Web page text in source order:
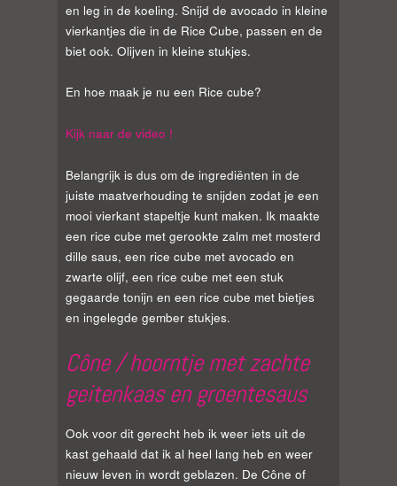
en leg in de koeling. Snijd de avocado in kleine
vierkantjes die in de Rice Cube, passen en de
biet ook. Olijven in kleine stukjes.
En hoe maak je nu een Rice cube?
Kijk naar de video !
Belangrijk is dus om de ingrediënten in de
juiste maatverhouding te snijden zodat je een
mooi vierkant stapeltje kunt maken. Ik maakte
een rice cube met gerookte zalm met mosterd
dille saus, een rice cube met avocado en
zwarte olijf, een rice cube met een stuk
gegaarde tonijn en een rice cube met bietjes
en ingelegde gember stukjes.
Cône / hoorntje met zachte
geitenkaas en groentesaus
Ook voor dit gerecht heb ik weer iets uit de
kast gehaald dat ik al heel lang heb en weer
nieuw leven in wordt geblazen. De Cône of